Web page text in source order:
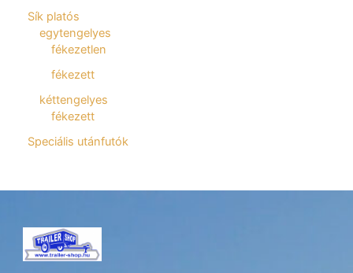
Sík platós
egytengelyes
fékezetlen
fékezett
kéttengelyes
fékezett
Speciális utánfutók